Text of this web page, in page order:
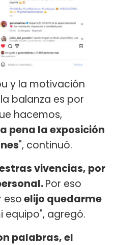
y la motivación
balanza es por
hacemos,
pena la exposición
", continuó.
vivencias, por
Por eso
esoelijo quedarme
equipo", agregó.
palabras, el